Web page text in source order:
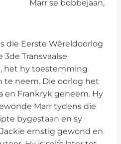
Marr se bobbejaan,
die Eerste Wêreldoorlog
Transvaalse
het hy toestemming
te neem. Die oorlog het
en Frankryk geneem. Hy
Marr tydens die
bygestaan en sy
ernstig gewond en